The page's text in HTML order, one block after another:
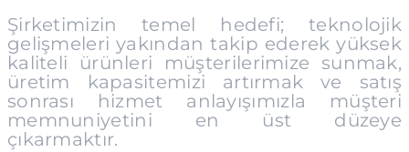
Şirketimizin temel hedefi; teknolojik
gelişmeleri yakından takip ederek yüksek
kaliteli ürünleri müşterilerimize sunmak,
üretim kapasitemizi artırmak ve satış
sonrası hizmet anlayışımızla müşteri
memnuniyetini en üst düzeye
çıkarmaktır.